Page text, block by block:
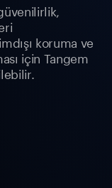
koruma ve
için Tangem